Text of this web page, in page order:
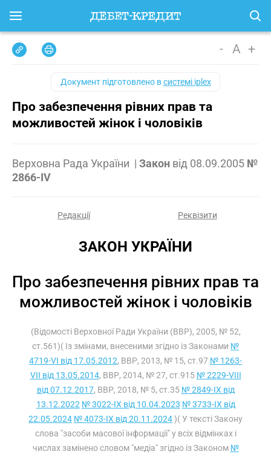
- A +
Документ підготовлено всистемі iplex
Про забезпечення рівних прав та
можливостей жінок і чоловіків
Верховна Рада України | Закон від 08.09.2005 №
2866-IV
Редакції Реквізити
ЗАКОН УКРАЇНИ
Про забезпечення рівних прав та
можливостей жінок і чоловіків
(Відомості Верховної Ради України (ВВР), 2005, № 52,
ст.561)( Із змінами, внесеними згідно із Законами №
4719-VI від 17.05.2012, ВВР, 2013, № 15, ст.97 № 1263-
VII від 13.05.2014, ВВР, 2014, № 27, ст.915 № 2229-VIII
від 07.12.2017, ВВР, 2018, № 5, ст.35 № 2849-IX від
13.12.2022 № 3022-IX від 10.04.2023 № 3733-IX від
22.05.2024 № 4073-IX від 20.11.2024)( У тексті Закону
слова "засоби масової інформації" у всіх відмінках і
числах замінено словом "медіа" згідно із Законом №